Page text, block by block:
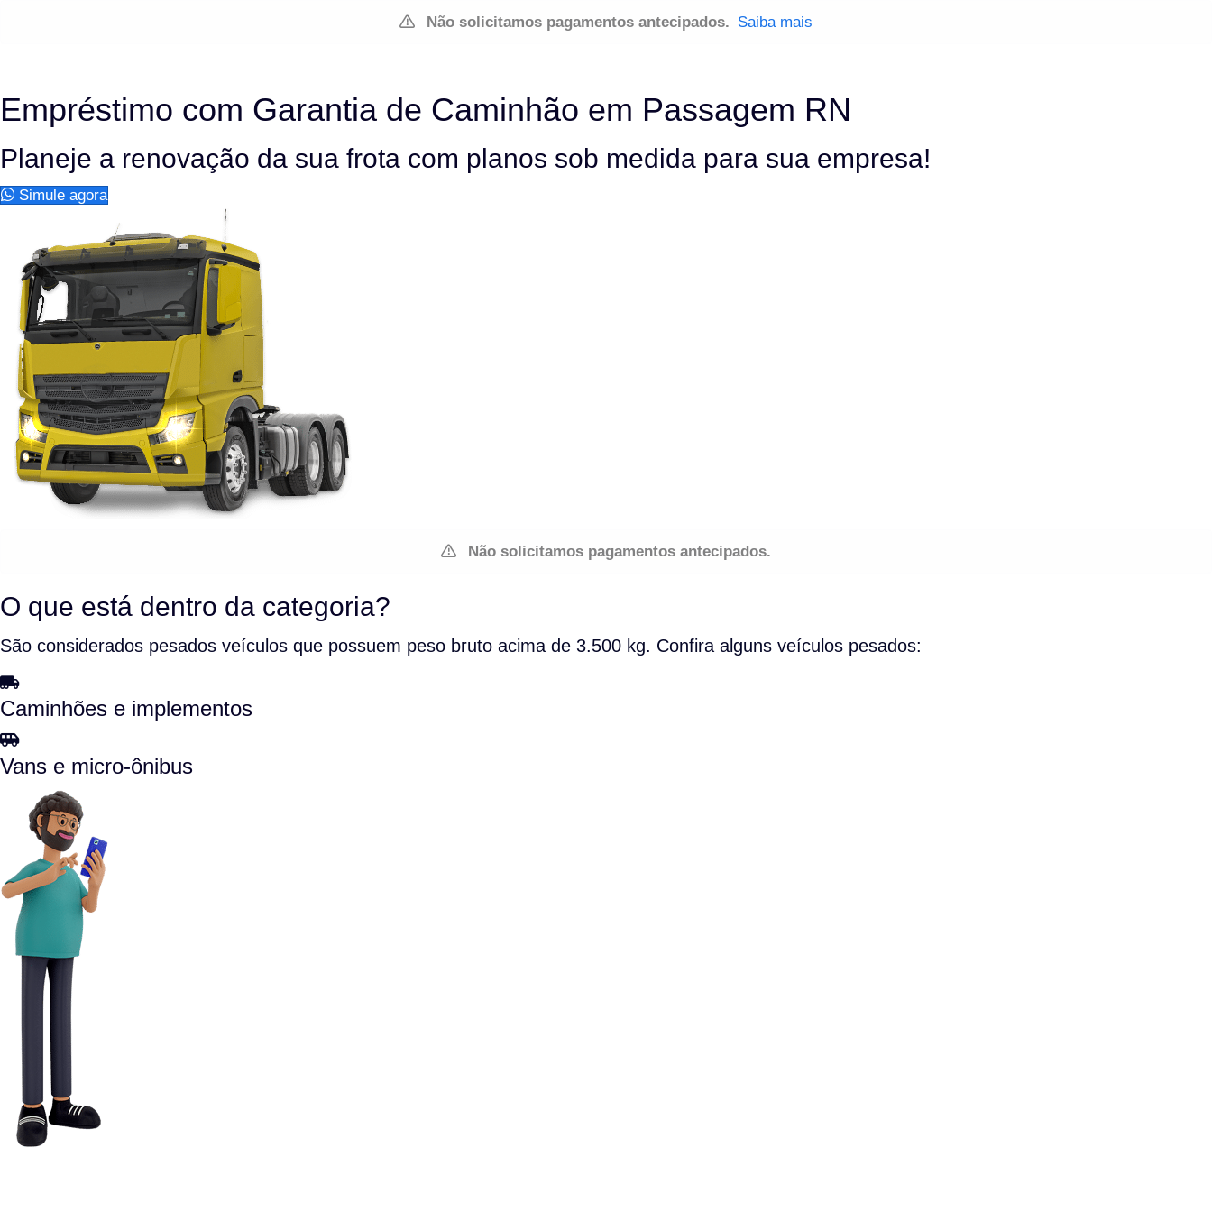
Não solicitamos pagamentos antecipados. Saiba mais
Empréstimo com Garantia de Caminhão em Passagem RN
Planeje a renovação da sua frota com planos sob medida para sua empresa!
Simule agora
Não solicitamos pagamentos antecipados.
O que está dentro da categoria?
São considerados pesados veículos que possuem peso bruto acima de 3.500 kg. Confira alguns veículos pesados:
Caminhões e implementos
Vans e micro-ônibus